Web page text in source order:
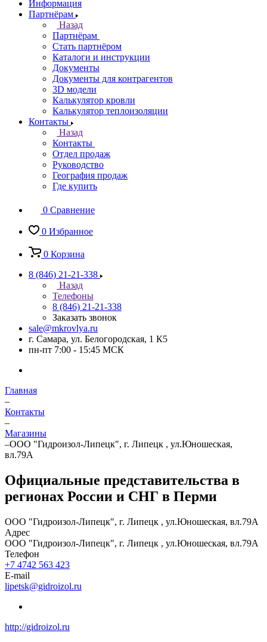
Информация
Партнёрам
Назад
Партнёрам
Стать партнёром
Каталоги и инструкции
Документы
Документы для контрагентов
3D модели
Калькулятор кровли
Калькулятор теплоизоляции
Контакты
Назад
Контакты
Отдел продаж
Руководство
География продаж
Где купить
0 Сравнение
0 Избранное
0 Корзина
8 (846) 21-21-338
Назад
Телефоны
8 (846) 21-21-338
Заказать звонок
sale@mkrovlya.ru
г. Самара, ул. Белогородская, 1 К5
пн-пт 7:00 - 15:45 МСК
Главная
–
Контакты
–
Магазины
–ООО "Гидроизол-Липецк", г. Липецк , ул.Юношеская,
вл.79А
Официальные представительства в
регионах России и СНГ в Перми
ООО "Гидроизол-Липецк", г. Липецк , ул.Юношеская, вл.79А
Адрес
ООО "Гидроизол-Липецк", г. Липецк , ул.Юношеская, вл.79А
Телефон
+7 4742 563 423
E-mail
lipetsk@gidroizol.ru
http://gidroizol.ru